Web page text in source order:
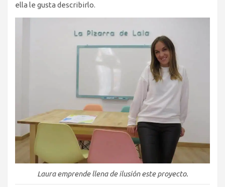
ella le gusta describirlo.
Laura emprende llena de ilusión este proyecto.